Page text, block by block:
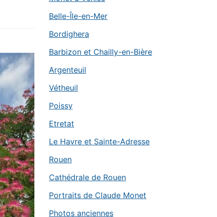
Belle-Île-en-Mer
Bordighera
Barbizon et Chailly-en-Bière
Argenteuil
Vétheuil
Poissy
Etretat
Le Havre et Sainte-Adresse
Rouen
Cathédrale de Rouen
Portraits de Claude Monet
Photos anciennes